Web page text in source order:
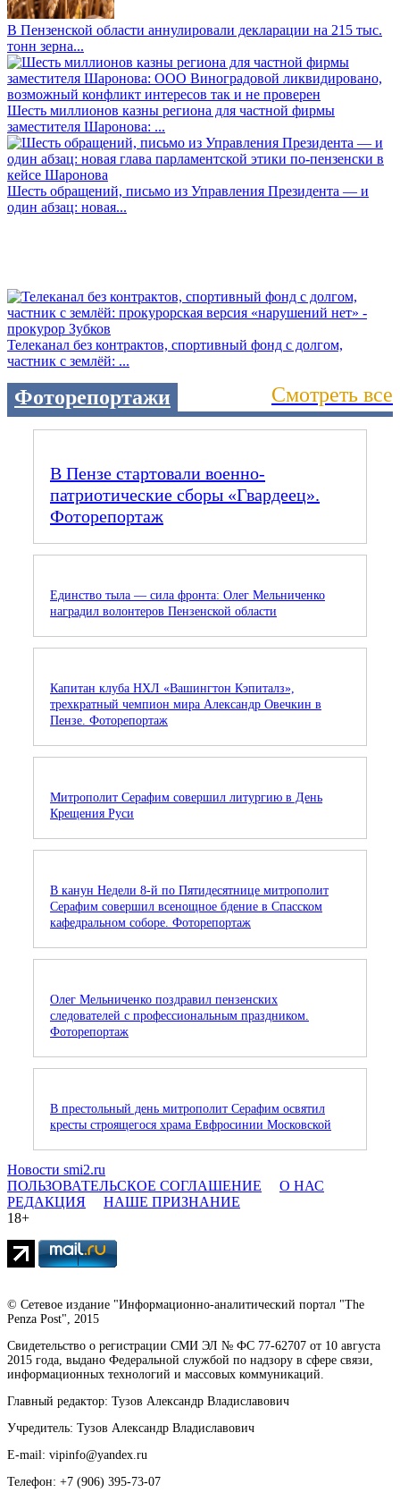
В Пензенской области аннулировали декларации на 215 тыс.
тонн зерна...
Шесть миллионов казны региона для частной фирмы
заместителя Шаронова: ...
Шесть обращений, письмо из Управления Президента — и
один абзац: новая...
Телеканал без контрактов, спортивный фонд с долгом,
частник с землёй: ...
Фоторепортажи Смотреть все
В Пензе стартовали военно-
патриотические сборы «Гвардеец».
Фоторепортаж
Единство тыла — сила фронта: Олег Мельниченко
наградил волонтеров Пензенской области
Капитан клуба НХЛ «Вашингтон Кэпиталз»,
трехкратный чемпион мира Александр Овечкин в
Пензе. Фоторепортаж
Митрополит Серафим совершил литургию в День
Крещения Руси
В канун Недели 8-й по Пятидесятнице митрополит
Серафим совершил всенощное бдение в Спасском
кафедральном соборе. Фоторепортаж
Олег Мельниченко поздравил пензенских
следователей с профессиональным праздником.
Фоторепортаж
В престольный день митрополит Серафим освятил
кресты строящегося храма Евфросинии Московской
Новости smi2.ru
ПОЛЬЗОВАТЕЛЬСКОЕ СОГЛАШЕНИЕ
О НАС
РЕДАКЦИЯ
НАШЕ ПРИЗНАНИЕ
18+
© Сетевое издание "Информационно-аналитический портал "The
Penza Post", 2015
Свидетельство о регистрации СМИ ЭЛ № ФС 77-62707 от 10 августа
2015 года, выдано Федеральной службой по надзору в сфере связи,
информационных технологий и массовых коммуникаций.
Главный редактор: Тузов Александр Владиславович
Учредитель: Тузов Александр Владиславович
E-mail: vipinfo@yandex.ru
Телефон: +7 (906) 395-73-07